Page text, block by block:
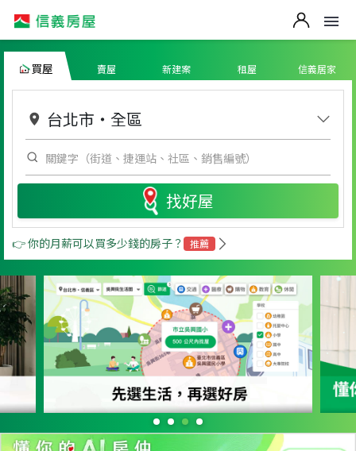
買屋 賣屋 新建案 租屋 信義居家
台北市 ・ 全區
找好屋
👉 你的月薪可以買多少錢的房子？ 推薦